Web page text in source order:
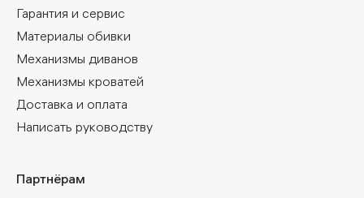
Гарантия и сервис
Материалы обивки
Механизмы диванов
Механизмы кроватей
Доставка и оплата
Написать руководству
Партнёрам